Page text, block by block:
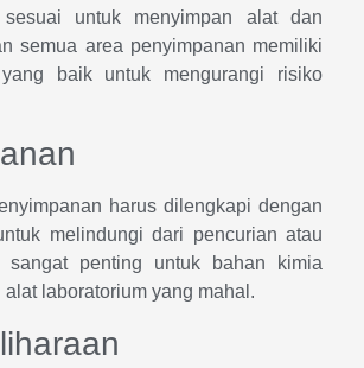
untuk menyimpan alat dan
semua area penyimpanan memiliki
yang baik untuk mengurangi risiko
harus dilengkapi dengan
melindungi dari pencurian atau
sangat penting untuk bahan kimia
alat laboratorium yang mahal.